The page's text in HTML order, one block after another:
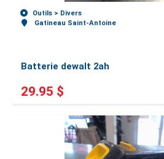
Outils > Divers
Gatineau Saint-Antoine
Batterie dewalt 2ah
29.95 $